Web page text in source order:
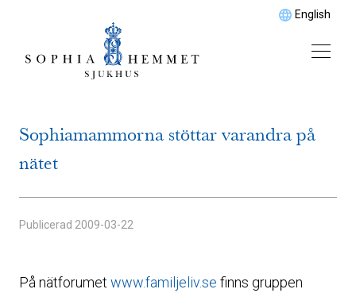
English
Sophiamammorna stöttar varandra på
nätet
Publicerad 2009-03-22
På nätforumet www.familjeliv.se finns gruppen